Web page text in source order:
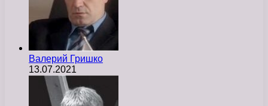
Валерий Гришко
13.07.2021